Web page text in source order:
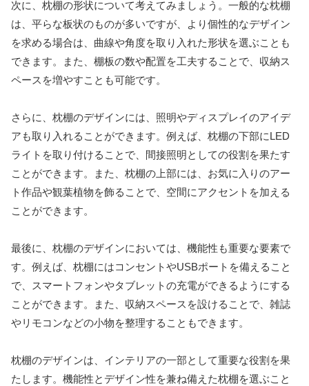
次に、枕棚の形状について考えてみましょう。一般的な枕棚
は、平らな板状のものが多いですが、より個性的なデザイン
を求める場合は、曲線や角度を取り入れた形状を選ぶことも
できます。また、棚板の数や配置を工夫することで、収納ス
ペースを増やすことも可能です。
さらに、枕棚のデザインには、照明やディスプレイのアイデ
アも取り入れることができます。例えば、枕棚の下部にLED
ライトを取り付けることで、間接照明としての役割を果たす
ことができます。また、枕棚の上部には、お気に入りのアー
ト作品や観葉植物を飾ることで、空間にアクセントを加える
ことができます。
最後に、枕棚のデザインにおいては、機能性も重要な要素で
す。例えば、枕棚にはコンセントやUSBポートを備えること
で、スマートフォンやタブレットの充電ができるようにする
ことができます。また、収納スペースを設けることで、雑誌
やリモコンなどの小物を整理することもできます。
枕棚のデザインは、インテリアの一部として重要な役割を果
たします。機能性とデザイン性を兼ね備えた枕棚を選ぶこと